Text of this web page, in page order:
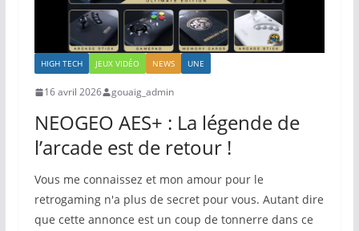
HIGH TECH JEUX VIDÉO NEWS UNE
16 avril 2026 gouaig_admin
NEOGEO AES+ : La légende de
l’arcade est de retour !
Vous me connaissez et mon amour pour le
retrogaming n'a plus de secret pour vous. Autant dire
que cette annonce est un coup de tonnerre dans ce